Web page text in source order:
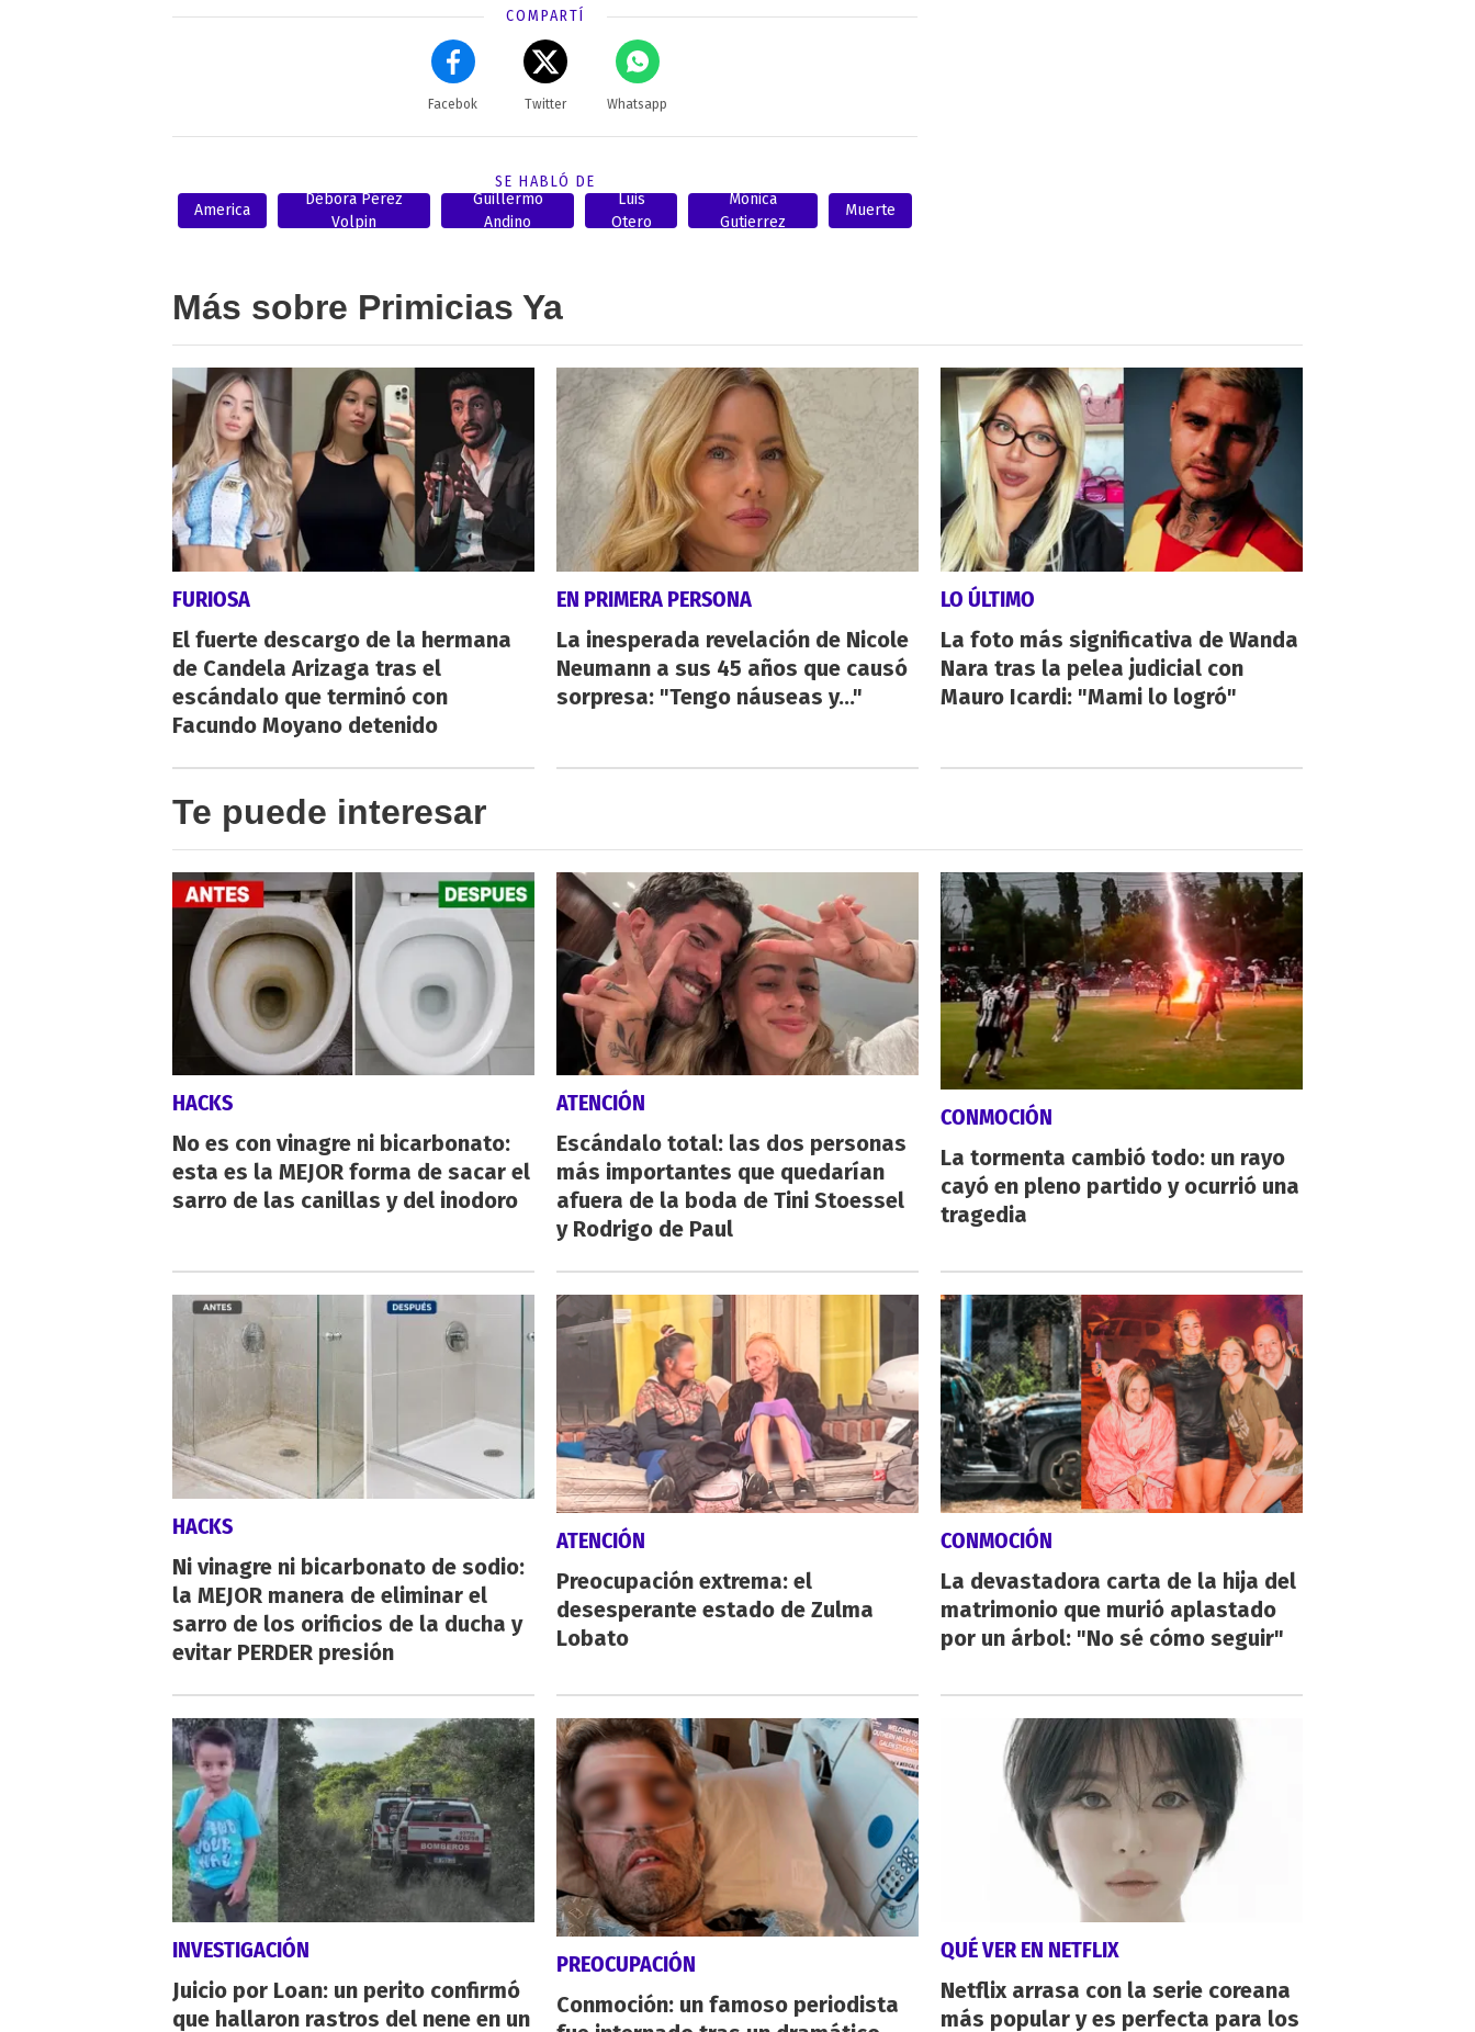
COMPARTÍ
Facebok Twitter Whatsapp
SE HABLÓ DE
America
Débora Pérez
Volpin
Guillermo
Andino
Luis
Otero
Mónica
Gutierrez
Muerte
Más sobre Primicias Ya
FURIOSA
El fuerte descargo de la hermana
de Candela Arizaga tras el
escándalo que terminó con
Facundo Moyano detenido
EN PRIMERA PERSONA
La inesperada revelación de Nicole
Neumann a sus 45 años que causó
sorpresa: "Tengo náuseas y..."
LO ÚLTIMO
La foto más significativa de Wanda
Nara tras la pelea judicial con
Mauro Icardi: "Mami lo logró"
Te puede interesar
HACKS
No es con vinagre ni bicarbonato:
esta es la MEJOR forma de sacar el
sarro de las canillas y del inodoro
ATENCIÓN
Escándalo total: las dos personas
más importantes que quedarían
afuera de la boda de Tini Stoessel
y Rodrigo de Paul
CONMOCIÓN
La tormenta cambió todo: un rayo
cayó en pleno partido y ocurrió una
tragedia
HACKS
Ni vinagre ni bicarbonato de sodio:
la MEJOR manera de eliminar el
sarro de los orificios de la ducha y
evitar PERDER presión
ATENCIÓN
Preocupación extrema: el
desesperante estado de Zulma
Lobato
CONMOCIÓN
La devastadora carta de la hija del
matrimonio que murió aplastado
por un árbol: "No sé cómo seguir"
INVESTIGACIÓN
Juicio por Loan: un perito confirmó
que hallaron rastros del nene en un
PREOCUPACIÓN
Conmoción: un famoso periodista
QUÉ VER EN NETFLIX
Netflix arrasa con la serie coreana
más popular y es perfecta para los